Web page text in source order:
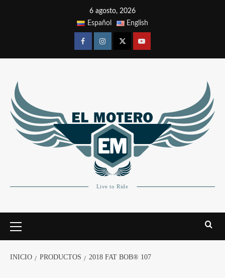
6 agosto, 2026
Español
English
INICIO PRODUCTOS 2018 FAT BOB® 107